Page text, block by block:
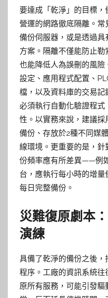
要達成「乾淨」的目標
營運的網路徹底隔離。
備份伺服器，或是透過
方案。隔離不僅能防止勒
也能降低人為誤刪的風
設定、應用程式配置、
檔，以及資料庫的交易
必須執行自動化驗證程
性。以實務來說，建議
備份、存放於2種不同媒
線環境。更重要的是，
份頻率應有所差異——例
台，應執行每小時的增
每日完整備份。
災難復原劇本
演練
具備了乾淨的備份之後
程序。工廠的資訊系統
原所有服務，可能引發